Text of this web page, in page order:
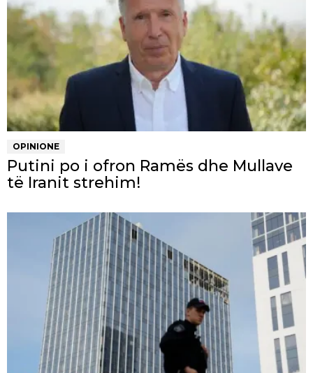
OPINIONE
Putini po i ofron Ramës dhe Mullave
të Iranit strehim!